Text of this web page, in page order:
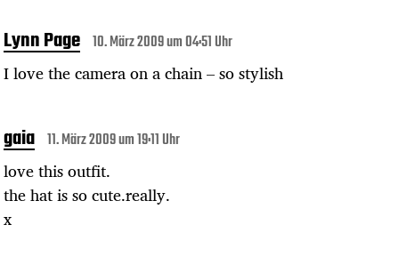
Lynn Page 10. März 2009 um 04:51 Uhr
I love the camera on a chain – so stylish
gaia 11. März 2009 um 19:11 Uhr
love this outfit.
the hat is so cute.really.
x